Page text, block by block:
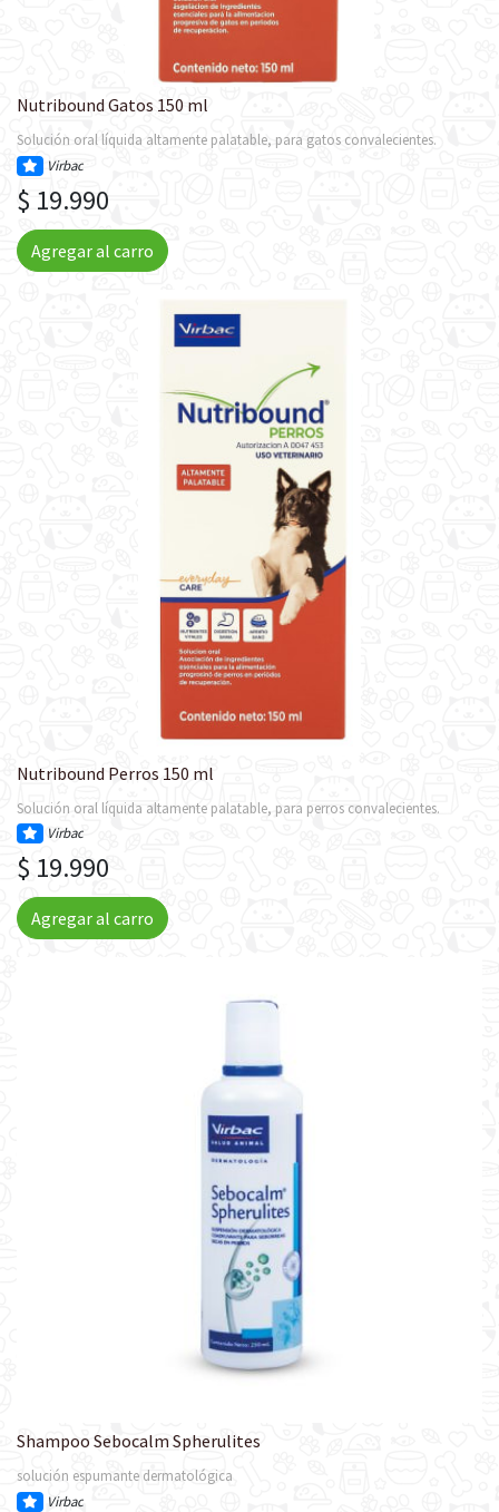
Nutribound Gatos 150 ml
Solución oral líquida altamente palatable, para gatos convalecientes.
Virbac
$ 19.990
Agregar al carro
Nutribound Perros 150 ml
Solución oral líquida altamente palatable, para perros convalecientes.
Virbac
$ 19.990
Agregar al carro
Shampoo Sebocalm Spherulites
solución espumante dermatológica
Virbac